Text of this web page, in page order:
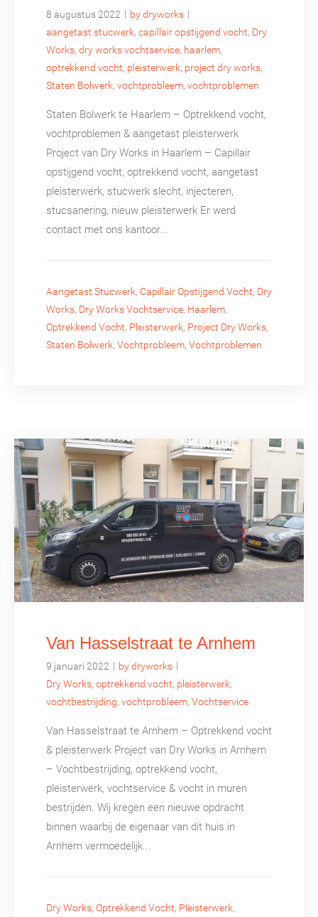
8 augustus 2022 | by dryworks |
aangetast stucwerk, capillair opstijgend vocht, Dry
Works, dry works vochtservice, haarlem,
optrekkend vocht, pleisterwerk, project dry works,
Staten Bolwerk, vochtprobleem, vochtproblemen
Staten Bolwerk te Haarlem – Optrekkend vocht,
vochtproblemen & aangetast pleisterwerk
Project van Dry Works in Haarlem – Capillair
opstijgend vocht, optrekkend vocht, aangetast
pleisterwerk, stucwerk slecht, injecteren,
stucsanering, nieuw pleisterwerk Er werd
contact met ons kantoor...
Aangetast Stucwerk, Capillair Opstijgend Vocht, Dry
Works, Dry Works Vochtservice, Haarlem,
Optrekkend Vocht, Pleisterwerk, Project Dry Works,
Staten Bolwerk, Vochtprobleem, Vochtproblemen
Van Hasselstraat te Arnhem
9 januari 2022 | by dryworks |
Dry Works, optrekkend vocht, pleisterwerk,
vochtbestrijding, vochtprobleem, Vochtservice
Van Hasselstraat te Arnhem – Optrekkend vocht
& pleisterwerk Project van Dry Works in Arnhem
– Vochtbestrijding, optrekkend vocht,
pleisterwerk, vochtservice & vocht in muren
bestrijden. Wij kregen een nieuwe opdracht
binnen waarbij de eigenaar van dit huis in
Arnhem vermoedelijk...
Dry Works, Optrekkend Vocht, Pleisterwerk,